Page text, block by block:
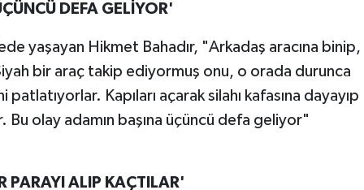
DEFA GELİYOR'
yaşayan Hikmet Bahadır, "Arkadaş aracına binip,
bir araç takip ediyormuş onu, o orada durunca
Kapıları açarak silahı kafasına dayayıp
Bu olay adamın başına üçüncü defa geliyor"
PARAYI ALIP KAÇTILAR'